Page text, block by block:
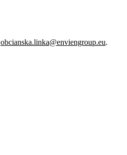
obcianska.linka@enviengroup.eu.